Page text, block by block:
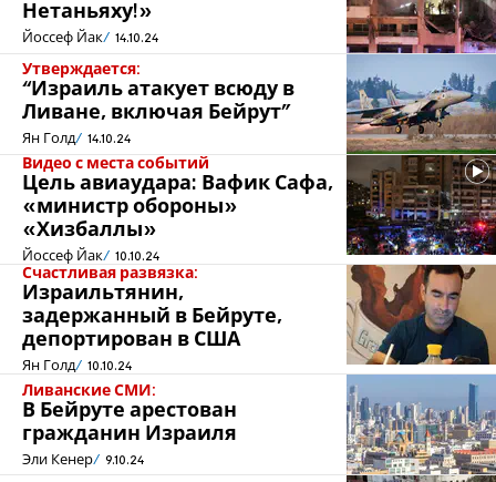
Нетаньяху!»
Йоссеф Йак 14.10.24
Утверждается:
“Израиль атакует всюду в
Ливане, включая Бейрут”
Ян Голд 14.10.24
Видео с места событий
Цель авиаудара: Вафик Сафа,
«министр обороны»
«Хизбаллы»
Йоссеф Йак 10.10.24
Счастливая развязка:
Израильтянин,
задержанный в Бейруте,
депортирован в США
Ян Голд 10.10.24
Ливанские СМИ:
В Бейруте арестован
гражданин Израиля
Эли Кенер 9.10.24